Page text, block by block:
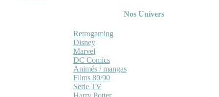
Nos Univers
Retrogaming
Disney
Marvel
DC Comics
Animés / mangas
Films 80/90
Serie TV
Harry Potter